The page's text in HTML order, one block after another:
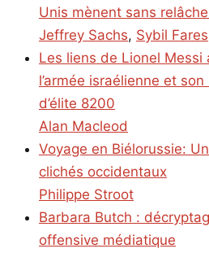
Unis mènent sans
Jeffrey Sachs, Sybil Fares
Les liens de Lionel Messi
l’armée israélienne et
d’élite 8200
Alan Macleod
Voyage en Biélorussie:
clichés occidentaux
Philippe Stroot
Barbara Butch :
offensive médiatique